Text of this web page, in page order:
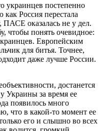
украинцев постепенно
Россия перестала
ПАСЕ оказалась не у дел.
чтобы понять очевидное:
Европейским
для битья. Точнее,
даже лучше России.
достанется
Украины за время ее
появилось много
что в какой-то момент ее
его и слышно во всех